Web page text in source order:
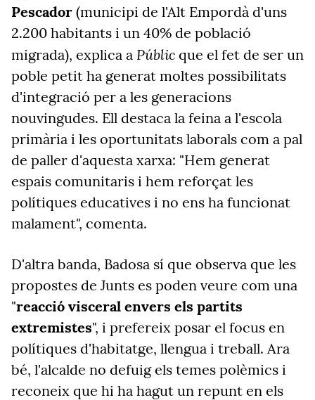
Pescador (municipi de l'Alt Empordà d'uns
2.200 habitants i un 40% de població
migrada), explica a Públic que el fet de ser un
poble petit ha generat moltes possibilitats
d'integració per a les generacions
nouvingudes. Ell destaca la feina a l'escola
primària i les oportunitats laborals com a pal
de paller d'aquesta xarxa: "Hem generat
espais comunitaris i hem reforçat les
polítiques educatives i no ens ha funcionat
malament", comenta.
D'altra banda, Badosa sí que observa que les
propostes de Junts es poden veure com una
"reacció visceral envers els partits
extremistes", i prefereix posar el focus en
polítiques d'habitatge, llengua i treball. Ara
bé, l'alcalde no defuig els temes polèmics i
reconeix que hi ha hagut un repunt en els